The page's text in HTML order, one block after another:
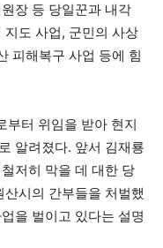
장 등 당일꾼과 내각
도 사업, 군민의 사상
피해복구 사업 등에 힘
부터 위임을 받아 현지
알려졌다. 앞서 김재룡
저히 막을 데 대한 당
시의 간부들을 처벌했
을 벌이고 있다는 설명